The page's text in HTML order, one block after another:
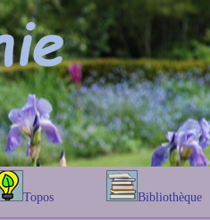
Topos
Les chênes
Bibliothèque
Lexique noms propres